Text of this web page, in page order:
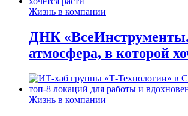
Жизнь в компании
ДНК
атмосфера, в которой
Жизнь в компании